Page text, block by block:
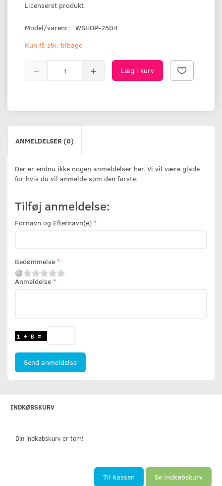
Licenseret produkt
Model/varenr.: WSHOP-2504
Kun få stk. tilbage
Læg i kurv
ANMELDELSER (0)
Der er endnu ikke nogen anmeldelser her. Vi vil være glade
for hvis du vil anmelde som den første.
Tilføj anmeldelse:
Fornavn og Efternavn(e)
Bedømmelse
Anmeldelse
Send anmeldelse
INDKØBSKURV
Din indkøbskurv er tom!
Til kassen Se indkøbskurv